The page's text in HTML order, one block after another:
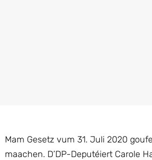
Mam Gesetz vum 31. Juli 2020
maachen. D’DP-Deputéiert Carole